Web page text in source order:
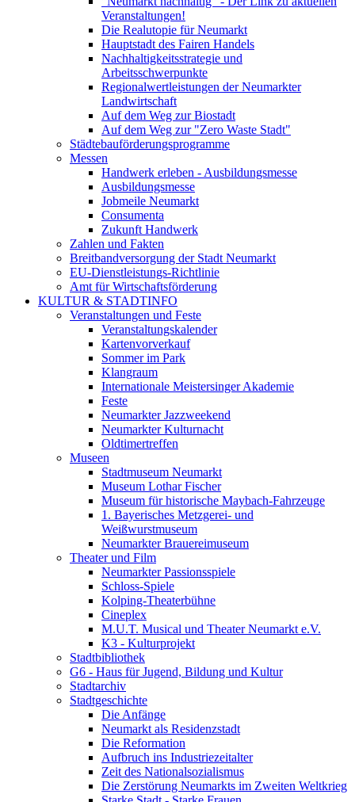
Veranstaltungen!
Die Realutopie für Neumarkt
Hauptstadt des Fairen Handels
Nachhaltigkeitsstrategie und
Arbeitsschwerpunkte
Regionalwertleistungen der Neumarkter
Landwirtschaft
Auf dem Weg zur Biostadt
Auf dem Weg zur "Zero Waste Stadt"
Städtebauförderungsprogramme
Messen
Handwerk erleben - Ausbildungsmesse
Ausbildungsmesse
Jobmeile Neumarkt
Consumenta
Zukunft Handwerk
Zahlen und Fakten
Breitbandversorgung der Stadt Neumarkt
EU-Dienstleistungs-Richtlinie
Amt für Wirtschaftsförderung
KULTUR & STADTINFO
Veranstaltungen und Feste
Veranstaltungskalender
Kartenvorverkauf
Sommer im Park
Klangraum
Internationale Meistersinger Akademie
Feste
Neumarkter Jazzweekend
Neumarkter Kulturnacht
Oldtimertreffen
Museen
Stadtmuseum Neumarkt
Museum Lothar Fischer
Museum für historische Maybach-Fahrzeuge
1. Bayerisches Metzgerei- und
Weißwurstmuseum
Neumarkter Brauereimuseum
Theater und Film
Neumarkter Passionsspiele
Schloss-Spiele
Kolping-Theaterbühne
Cineplex
M.U.T. Musical und Theater Neumarkt e.V.
K3 - Kulturprojekt
Stadtbibliothek
G6 - Haus für Jugend, Bildung und Kultur
Stadtarchiv
Stadtgeschichte
Die Anfänge
Neumarkt als Residenzstadt
Die Reformation
Aufbruch ins Industriezeitalter
Zeit des Nationalsozialismus
Die Zerstörung Neumarkts im Zweiten Weltkrieg